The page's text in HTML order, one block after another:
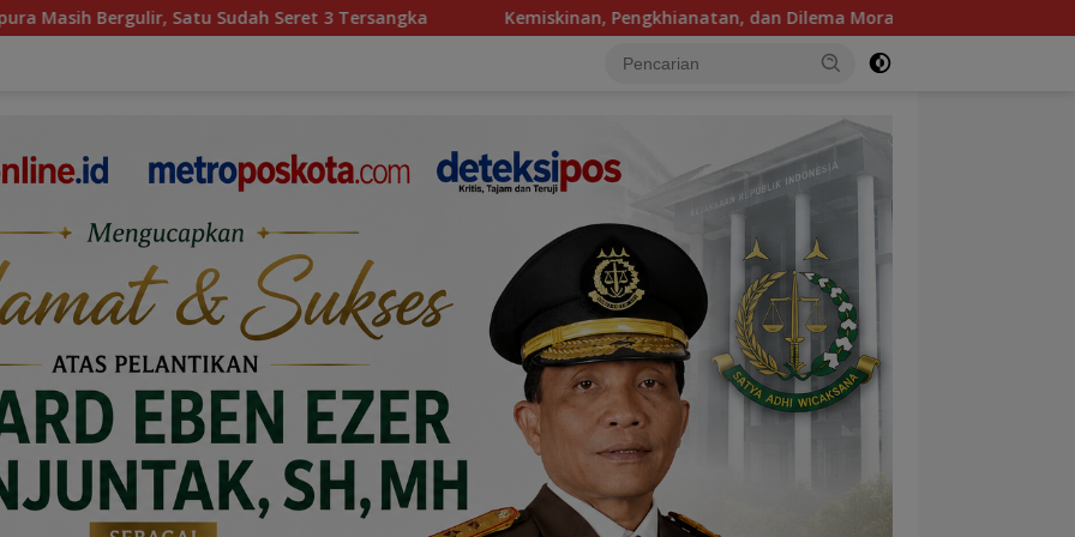
3 Tersangka Kemiskinan, Pengkhianatan, dan Dilema Moral Mengguncang Panggung Jakarta Utara, Sanggar